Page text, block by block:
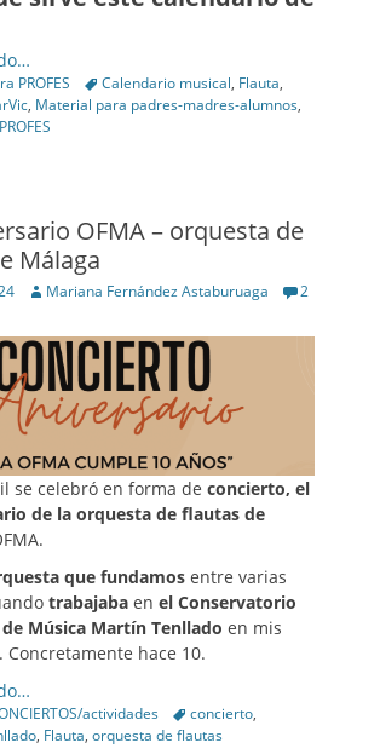
PROFES TagsCalendario musical, Flauta,
, Material para padres-madres-alumnos,
OFMA – orquesta de
Málaga
Author
Mariana Fernández Astaburuaga
2
se celebró en forma de concierto, el
de la orquesta de flautas de
que fundamos entre varias
trabajaba en el Conservatorio
Música Martín Tenllado en mis
Concretamente hace 10.
actividades Tagsconcierto,
, Flauta, orquesta de flautas